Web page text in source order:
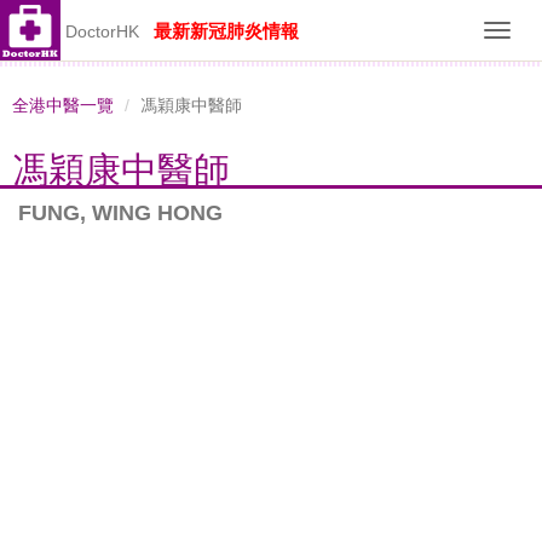
DoctorHK 最新新冠肺炎情報
全港中醫一覽 馮穎康中醫師
馮穎康中醫師
FUNG, WING HONG